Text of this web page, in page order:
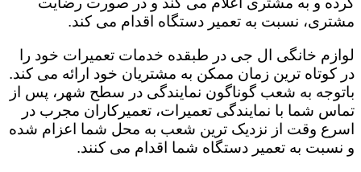
مشتری، نسبت به تعمیر دستگاه اقدام می کند.
لوازم خانگی ال جی در طبقده خدمات تعمیرات خود را
در کوتاه ترین زمان ممکن به مشتریان خود ارائه می کند.
باتوجه به شعب گوناگون نمایندگی در سطح شهر، پس از
تماس شما با نمایندگی تعمیرات، تعمیرکاران مجرب در
اسرع وقت از نزدیک ترین شعب به محل شما اعزام شده
و نسبت به تعمیر دستگاه شما اقدام می کنند.